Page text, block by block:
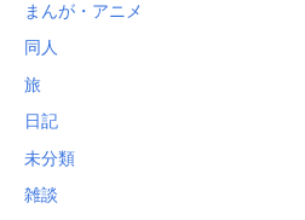
まんが・アニメ
同人
旅
日記
未分類
雑談